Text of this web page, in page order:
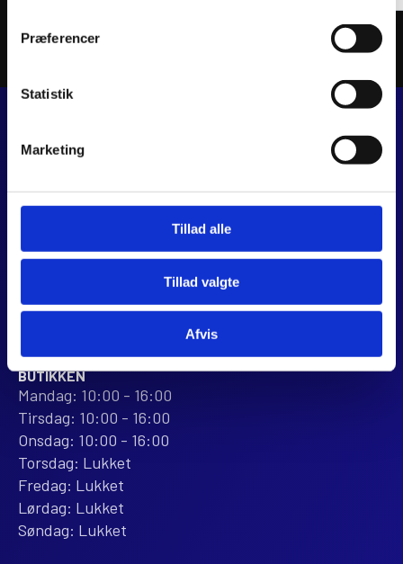
Præferencer
Statistik
Marketing
Tillad alle
Tillad valgte
Afvis
V-
FORCE
FIBER
REPLACEMENT
V-
FIBER
JJ MOTORCYKLER
8960 Randers SØ
webshop@jjmotorcykler.dk
salg@jjmotorcykler.dk
Anmeld os på Trustpilot
ÅBNINGSTIDER
BUTIKKEN
Mandag: 10:00 - 16:00
Tirsdag: 10:00 - 16:00
Onsdag: 10:00 - 16:00
Torsdag: Lukket
Fredag: Lukket
Lørdag: Lukket
Søndag: Lukket